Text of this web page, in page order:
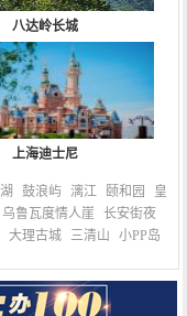
八达岭长城
上海迪士尼
鼓浪屿 漓江 颐和园
皇
乌鲁瓦度情人崖
长安街夜
大理古城 三清山
小PP岛